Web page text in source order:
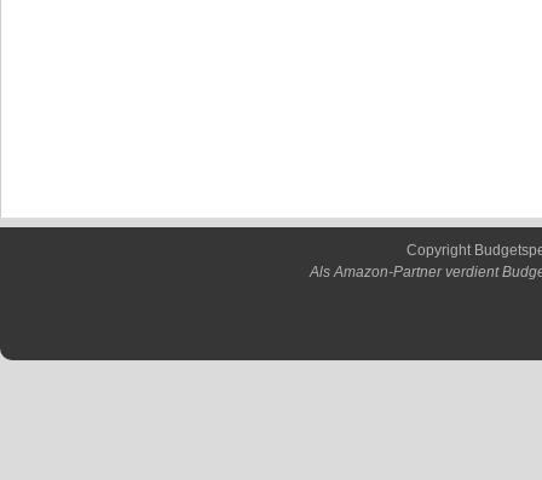
Copyright
Als Amazon-Partner verdient